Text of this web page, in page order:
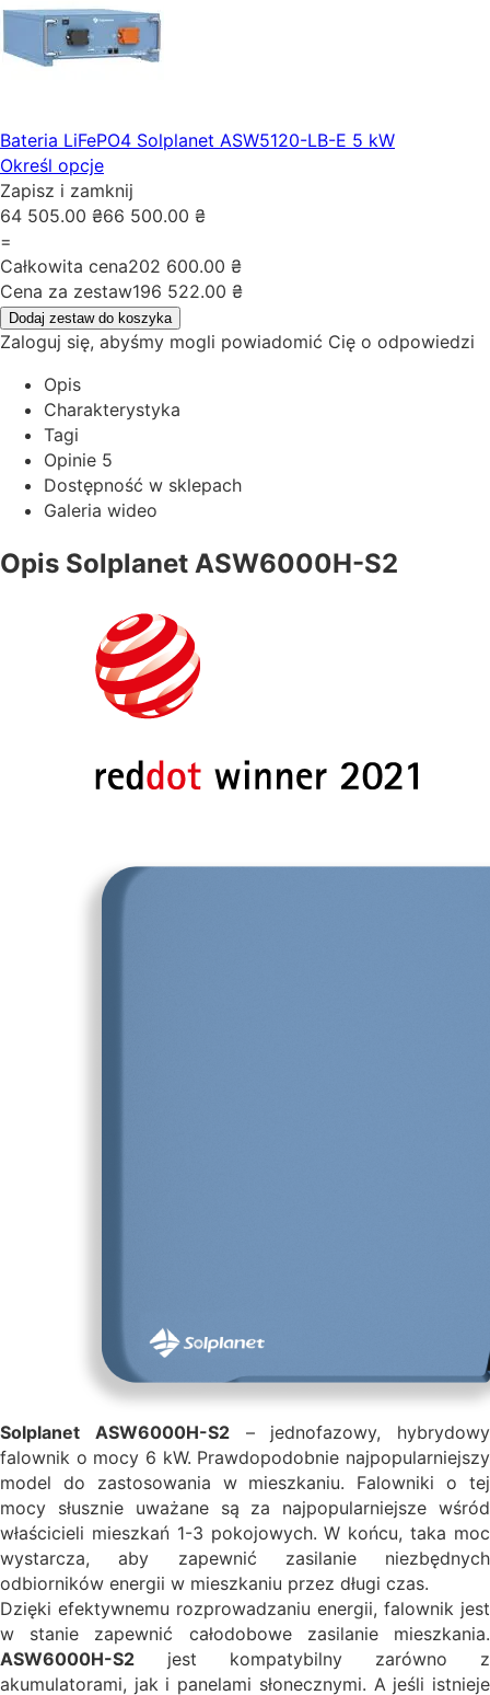
Bateria LiFePO4 Solplanet ASW5120-LB-E 5 kW
Określ opcje
Zapisz i zamknij
64 505.00 ₴66 500.00 ₴
=
Całkowita cena202 600.00 ₴
Cena za zestaw196 522.00 ₴
Dodaj zestaw do koszyka
Zaloguj się, abyśmy mogli powiadomić Cię o odpowiedzi
Opis
Charakterystyka
Tagi
Opinie 5
Dostępność w sklepach
Galeria wideo
Opis Solplanet ASW6000H-S2
Solplanet ASW6000H-S2– jednofazowy, hybrydowy
falownik o mocy 6 kW. Prawdopodobnie najpopularniejszy
model do zastosowania w mieszkaniu. Falowniki o tej
mocy słusznie uważane są za najpopularniejsze wśród
właścicieli mieszkań 1-3 pokojowych. W końcu, taka moc
wystarcza, aby zapewnić zasilanie niezbędnych
odbiorników energii w mieszkaniu przez długi czas.
Dzięki efektywnemu rozprowadzaniu energii, falownik jest
w stanie zapewnić całodobowe zasilanie mieszkania.
ASW6000H-S2 jest kompatybilny zarówno z
akumulatorami, jak i panelami słonecznymi. A jeśli istnieje